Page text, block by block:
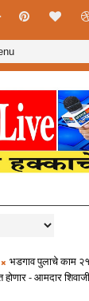
भडगाव पुलाचे काम २१
- आमदार